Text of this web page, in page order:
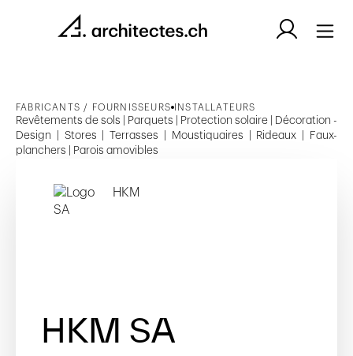
FABRICANTS / FOURNISSEURS INSTALLATEURS
Revêtements de sols | Parquets | Protection solaire | Décoration -
Design | Stores | Terrasses | Moustiquaires | Rideaux | Faux-
planchers | Parois amovibles
HKM SA